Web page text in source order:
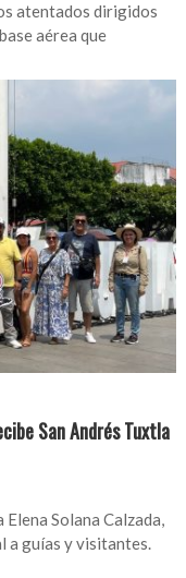
atentados dirigidos
aérea que
San Andrés Tuxtla
Solana Calzada,
a guías y visitantes.